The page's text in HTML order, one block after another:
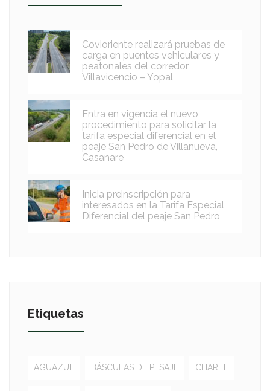
Covioriente realizará pruebas de
carga en puentes vehiculares y
peatonales del corredor
Villavicencio – Yopal
Entra en vigencia el nuevo
procedimiento para solicitar la
tarifa especial diferencial en el
peaje San Pedro de Villanueva,
Casanare
Inicia preinscripción para
interesados en la Tarifa Especial
Diferencial del peaje San Pedro
Etiquetas
AGUAZUL BÁSCULAS DE PESAJE CHARTE